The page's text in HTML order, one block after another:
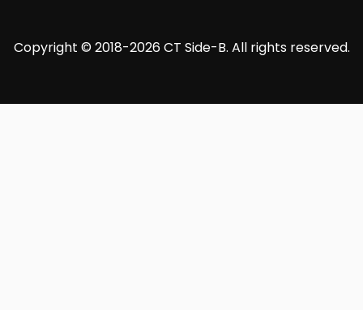
Copyright © 2018-2026 CT Side-B. All rights reserved.